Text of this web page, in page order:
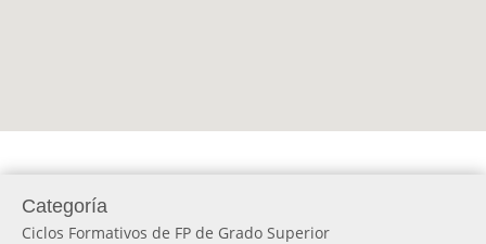
Categoría
Ciclos Formativos de FP de Grado Superior